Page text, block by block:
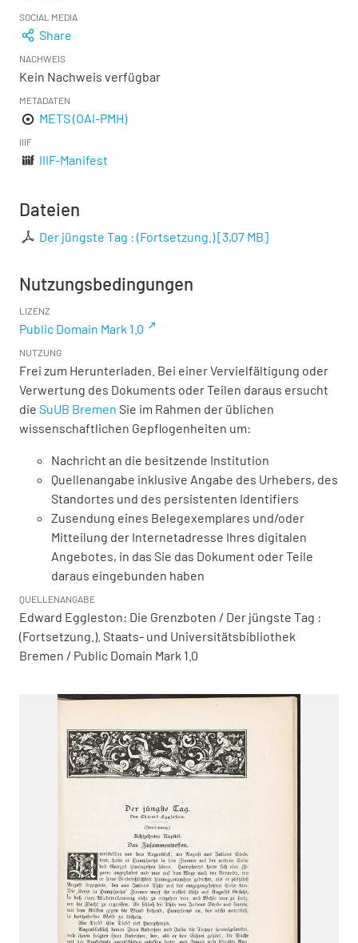
SOCIAL MEDIA
Share
NACHWEIS
Kein Nachweis verfügbar
METADATEN
METS (OAI-PMH)
IIIF
IIIF-Manifest
Dateien
Der jüngste Tag : (Fortsetzung.)[3,07 MB]
Nutzungsbedingungen
LIZENZ
Public Domain Mark 1.0
NUTZUNG
Frei zum Herunterladen. Bei einer Vervielfältigung oder
Verwertung des Dokuments oder Teilen daraus ersucht
die SuUB Bremen Sie im Rahmen der üblichen
wissenschaftlichen Gepflogenheiten um:
Nachricht an die besitzende Institution
Quellenangabe inklusive Angabe des Urhebers, des
Standortes und des persistenten Identifiers
Zusendung eines Belegexemplares und/oder
Mitteilung der Internetadresse Ihres digitalen
Angebotes, in das Sie das Dokument oder Teile
daraus eingebunden haben
QUELLENANGABE
Edward Eggleston: Die Grenzboten / Der jüngste Tag :
(Fortsetzung.). Staats- und Universitätsbibliothek
Bremen / Public Domain Mark 1.0